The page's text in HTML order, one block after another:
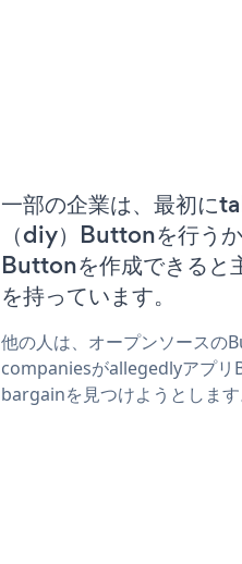
一部の企業は、最初に
（diy）Buttonを行う
Buttonを作成できると
を持っています。
他の人は、オープンソース
companiesがallegedlyアプ
bargainを見つけようとします